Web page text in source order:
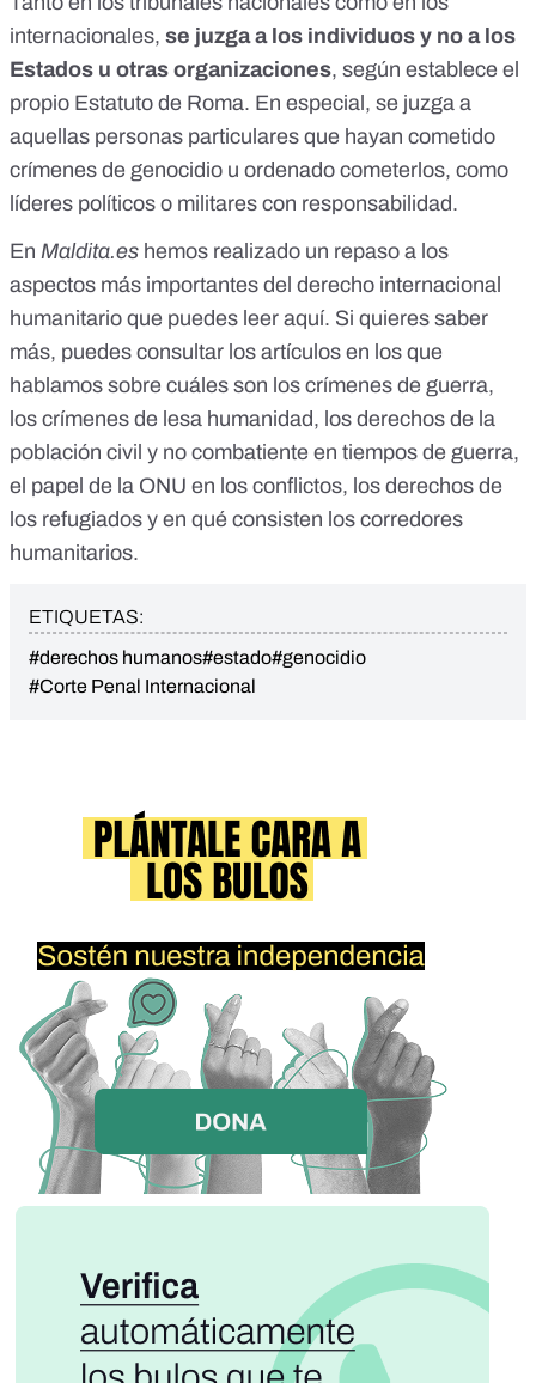
internacionales, se juzga a los individuos y no a los
Estados u otras organizaciones, según establece el
propio Estatuto de Roma. En especial, se juzga a
aquellas personas particulares que hayan cometido
crímenes de genocidio u ordenado cometerlos, como
líderes políticos o militares con responsabilidad.
En Maldita.es hemos realizado un repaso a los
aspectos más importantes del derecho internacional
humanitario que puedes leer aquí. Si quieres saber
más, puedes consultar los artículos en los que
hablamos sobre cuáles son los crímenes de guerra,
los crímenes de lesa humanidad, los derechos de la
población civil y no combatiente en tiempos de guerra,
el papel de la ONU en los conflictos, los derechos de
los refugiados y en qué consisten los corredores
humanitarios.
ETIQUETAS:
#derechos humanos#estado#genocidio
#Corte Penal Internacional